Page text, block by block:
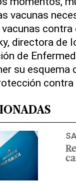
vacunas
contra
directora de
de
su esquema
contra